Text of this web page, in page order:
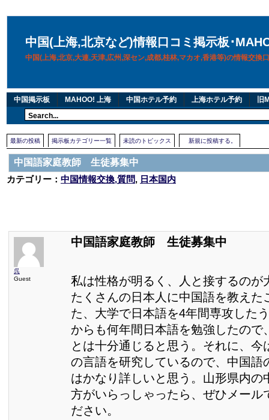
中国(上海,北京など)情報口コミ掲示板･
中国(上海,北京,大連,天津,広州,深セン,成都,桂林,マカオ,香港等)の情報交換
中国掲示板 MAHOO! 上海 中国ホテル予約 上海ホテル予約 旧
最新の投稿 掲示板カテゴリー一覧 未読のトピックス 新規に投稿する。
中国語家庭教師 生徒募集中
カテゴリー： 中国情報交換,質問, 日本国内
呉
Guest
中国語家庭教師 生徒募集中
私は性格が明るく、人と接するのが
たくさんの日本人に中国語を教えた
た、大学で日本語を4年間専攻した
からも何年間日本語を勉強したので
とは十分通じると思う。それに、今
の言語を研究しているので、中国語
はかなり詳しいと思う。山形県内の
方がいらっしゃったら、ぜひメール
ださい。